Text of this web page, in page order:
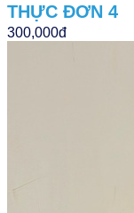
THỰC ĐƠN 4
300,000đ